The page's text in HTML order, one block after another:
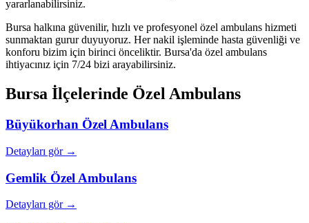
yararlanabilirsiniz.
Bursa halkına güvenilir, hızlı ve profesyonel özel ambulans hizmeti
sunmaktan gurur duyuyoruz. Her nakil işleminde hasta güvenliği ve
konforu bizim için birinci önceliktir. Bursa'da özel ambulans
ihtiyacınız için 7/24 bizi arayabilirsiniz.
Bursa İlçelerinde Özel Ambulans
Büyükorhan Özel Ambulans
Detayları gör →
Gemlik Özel Ambulans
Detayları gör →